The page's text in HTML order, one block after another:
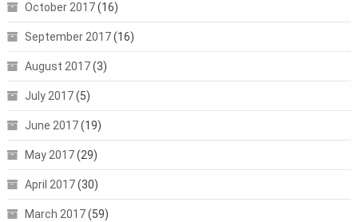
October 2017(16)
September 2017(16)
August 2017(3)
July 2017(5)
June 2017(19)
May 2017(29)
April 2017(30)
March 2017(59)